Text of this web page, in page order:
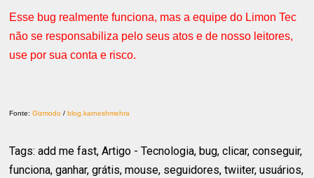
Esse bug realmente funciona, mas a equipe do Limon Tec
não se responsabiliza pelo seus atos e de nosso leitores,
use por sua conta e risco.
Fonte:Gizmodo / blog.karneshmehra
Tags: add me fast, Artigo - Tecnologia, bug, clicar, conseguir,
funciona, ganhar, grátis, mouse, seguidores, twiiter, usuários,